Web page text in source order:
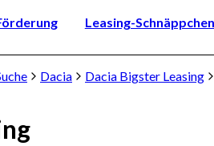
Leasing-Schnäppchen
Dacia Dacia Bigster Leasing